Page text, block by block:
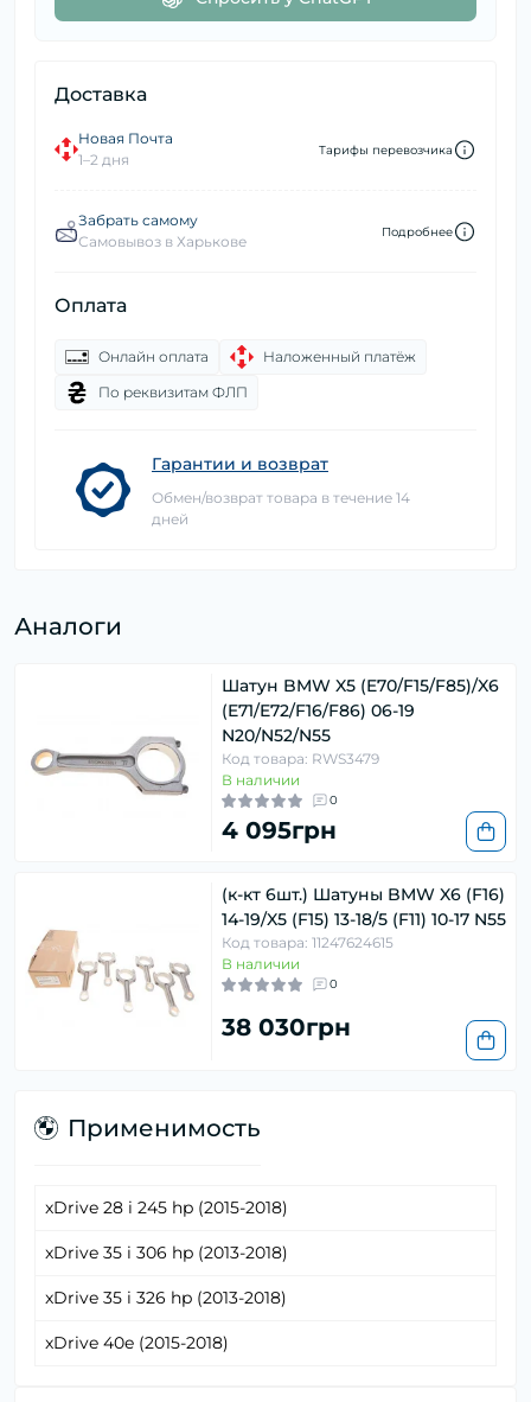
Доставка
Новая Почта
1–2 дня
Тарифы перевозчика
Забрать самому
Самовывоз в Харькове
Подробнее
Оплата
Онлайн оплата
Наложенный платёж
По реквизитам ФЛП
Гарантии и возврат
Обмен/возврат товара в течение 14
дней
Аналоги
Шатун BMW X5 (E70/F15/F85)/X6
(E71/E72/F16/F86) 06-19
N20/N52/N55
Код товара: RWS3479
В наличии
0
4 095грн
(к-кт 6шт.) Шатуны BMW X6 (F16)
14-19/X5 (F15) 13-18/5 (F11) 10-17 N55
Код товара: 11247624615
В наличии
0
38 030грн
Применимость
xDrive 28 i 245 hp (2015-2018)
xDrive 35 i 306 hp (2013-2018)
xDrive 35 i 326 hp (2013-2018)
xDrive 40e (2015-2018)